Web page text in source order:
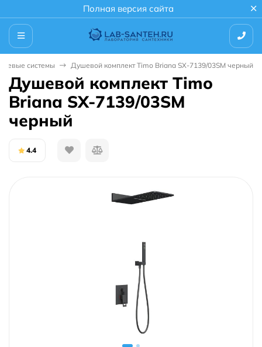
Полная версия сайта
системы Душевой комплект Timo Briana SX-7139/03SM черный
Душевой комплект Timo
Briana SX-7139/03SM
черный
4.4